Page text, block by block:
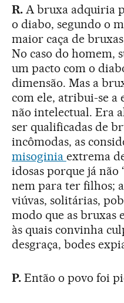
R. A bruxa adquiria
o diabo, segundo o
maior caça de
No caso do homem,
um pacto com o
dimensão. Mas a
com ele, atribui-se a
não intelectual. Era
ser qualificadas de
incômodas, as
misoginia extrema
idosas porque já não
nem para ter filhos;
viúvas, solitárias,
modo que as bruxas
às quais convinha
desgraça, bodes
P. Então o povo foi